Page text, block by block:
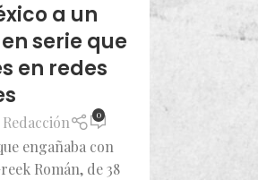
a un
serie que
en redes
0
engañaba con
Román, de 38